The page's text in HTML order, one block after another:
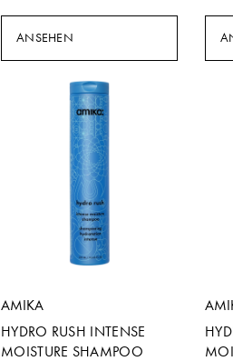
ANSEHEN
AMIKA
HYDRO RUSH INTENSE
MOISTURE SHAMPOO